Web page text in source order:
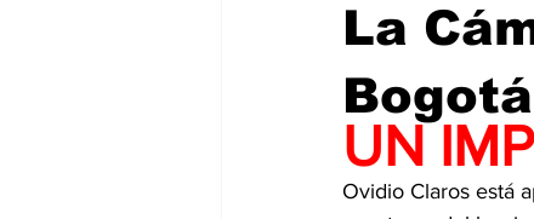
La
UN
Ovidio Claros está